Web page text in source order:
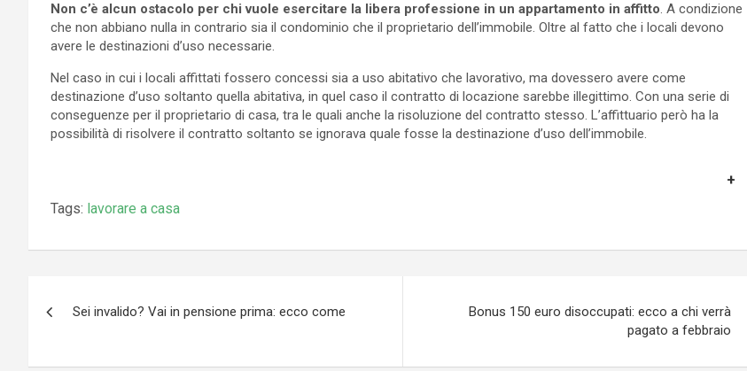
Non c’è alcun ostacolo per chi vuole esercitare la libera professione in un appartamento in affitto. A condizione
che non abbiano nulla in contrario sia il condominio che il proprietario dell’immobile. Oltre al fatto che i locali devono
avere le destinazioni d’uso necessarie.
Nel caso in cui i locali affittati fossero concessi sia a uso abitativo che lavorativo, ma dovessero avere come
destinazione d’uso soltanto quella abitativa, in quel caso il contratto di locazione sarebbe illegittimo. Con una serie di
conseguenze per il proprietario di casa, tra le quali anche la risoluzione del contratto stesso. L’affittuario però ha la
possibilità di risolvere il contratto soltanto se ignorava quale fosse la destinazione d’uso dell’immobile.
Tags: lavorare a casa
Sei invalido? Vai in pensione prima: ecco come
Bonus 150 euro disoccupati: ecco a chi verrà
pagato a febbraio